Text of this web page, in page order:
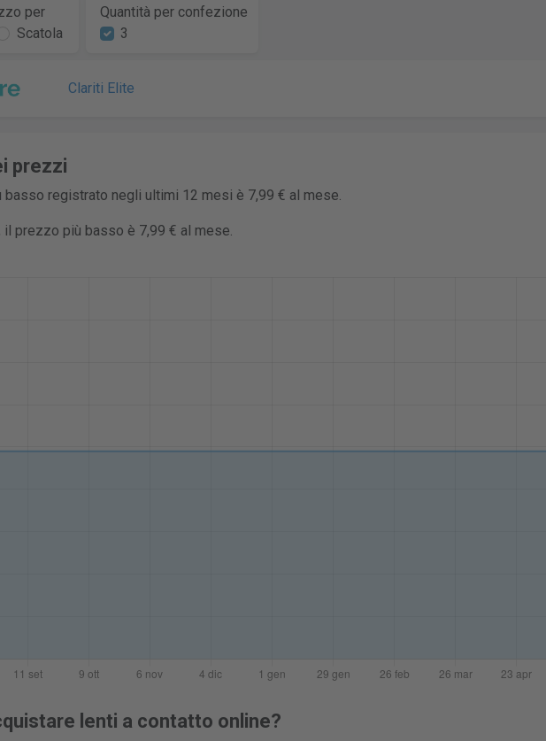
per
Scatola
Quantità per confezione
3
Clariti Elite
prezzi
basso registrato negli ultimi 12 mesi è 7,99 € al mese.
il prezzo più basso è 7,99 € al mese.
lenti a contatto online?